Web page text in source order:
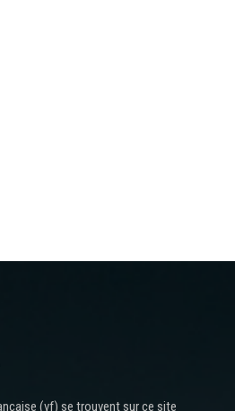
(vf) se trouvent sur ce site